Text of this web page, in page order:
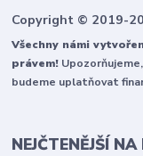
Copyright © 2019-
Všechny námi
právem!
budeme uplatňovat
NEJČTENĚJŠÍ NA